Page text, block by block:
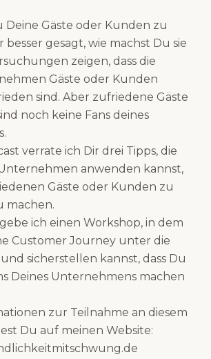
Deine Gäste oder Kunden zu
gesagt, wie machst Du sie
zeigen, dass die
Gäste oder Kunden
sind. Aber zufriedene Gäste
noch keine Fans deines
verrate ich Dir drei Tipps, die
anwenden kannst,
Gäste oder Kunden zu
machen.
ich einen Workshop, in dem
Customer Journey unter die
sicherstellen kannst, dass Du
Deines Unternehmens machen
zur Teilnahme an diesem
Du auf meinen Website: